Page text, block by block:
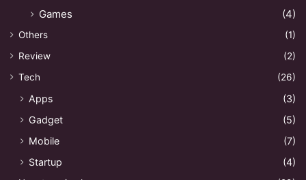
Games
(4)
Others
(1)
Review
(2)
Tech
(26)
Apps
(3)
Gadget
(5)
Mobile
(7)
Startup
(4)